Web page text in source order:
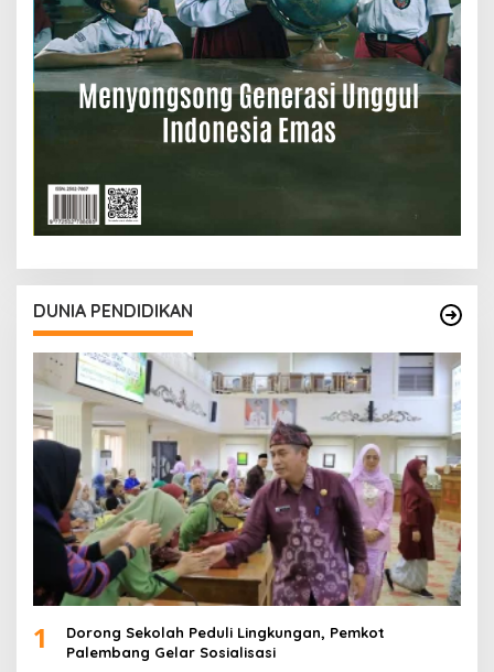
DUNIA PENDIDIKAN
1
Dorong Sekolah Peduli Lingkungan, Pemkot
Palembang Gelar Sosialisasi